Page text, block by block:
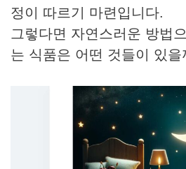
정이 따르기 마련입니다.
그렇다면 자연스러운 방법
는 식품은 어떤 것들이 있을